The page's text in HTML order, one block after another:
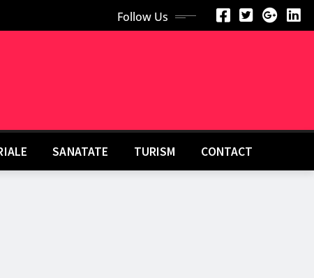
Follow Us
SANATATE TURISM CONTACT